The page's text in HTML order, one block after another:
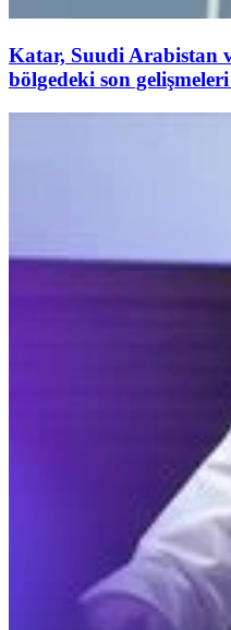
Katar, Suudi Arabistan
bölgedeki son